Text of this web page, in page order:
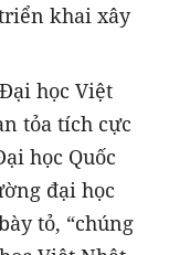
khai xây
học Việt
tỏa tích cực
học Quốc
đại học
tỏ, “chúng